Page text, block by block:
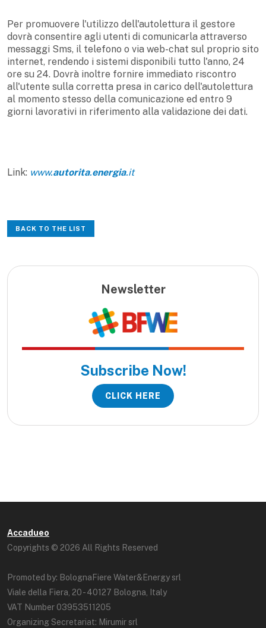
Per promuovere l'utilizzo dell'autolettura il gestore
dovrà consentire agli utenti di comunicarla attraverso
messaggi Sms, il telefono o via web-chat sul proprio sito
internet, rendendo i sistemi disponibili tutto l'anno, 24
ore su 24. Dovrà inoltre fornire immediato riscontro
all'utente sulla corretta presa in carico dell'autolettura
al momento stesso della comunicazione ed entro 9
giorni lavorativi in riferimento alla validazione dei dati.
Link: www.autorita.energia.it
BACK TO THE LIST
Newsletter
Subscribe Now!
CLICK HERE
Accadueo
Copyrights © 2026 All Rights Reserved
Promoted by: BolognaFiere Water&Energy srl
Viale della Fiera, 20 - 40127 Bologna, Italy
VAT Number 03953511205
Organizing Secretariat: Mirumir srl